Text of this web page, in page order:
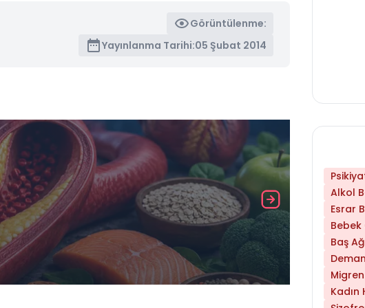
Görüntülenme:
Yayınlanma Tarihi:05 Şubat 2014
Daha
Alkol
Esrar
Bebek
Baş
Migren
Kadın